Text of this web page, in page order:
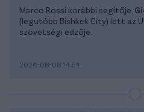
Marco Rossi korábbi segítője,
(legutóbb Bishkek City) lett az
szövetségi edzője.
2026-08-08 14:54